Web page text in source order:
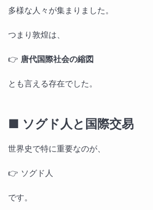
多様な人々が集まりました。
つまり敦煌は、
👉 唐代国際社会の縮図
とも言える存在でした。
■ ソグド人と国際交易
世界史で特に重要なのが、
👉 ソグド人
です。